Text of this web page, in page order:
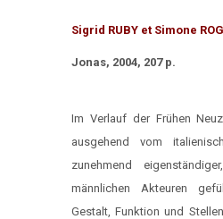
Sigrid RUBY et Simone
Jonas, 2004, 207 p.
Im Verlauf der Frühen
ausgehend vom
zunehmend
männlichen Akteuren
Gestalt, Funktion und